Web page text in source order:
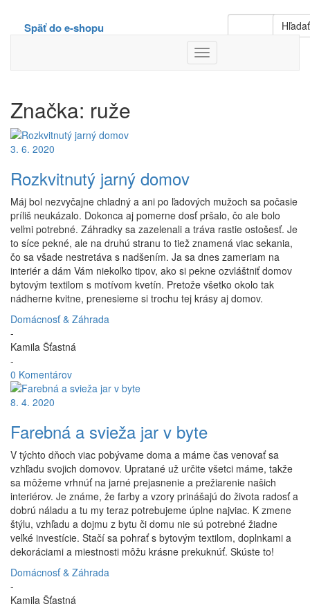
Hľadať
Späť do e-shopu
Toggle
Navigation
Značka: ruže
3. 6. 2020
Rozkvitnutý jarný domov
Máj bol nezvyčajne chladný a ani po ľadových mužoch sa počasie
príliš neukázalo. Dokonca aj pomerne dosť pršalo, čo ale bolo
veľmi potrebné. Záhradky sa zazelenali a tráva rastie ostošesť. Je
to síce pekné, ale na druhú stranu to tiež znamená viac sekania,
čo sa všade nestretáva s nadšením. Ja sa dnes zameriam na
interiér a dám Vám niekoľko tipov, ako si pekne ozvláštniť domov
bytovým textilom s motívom kvetín. Pretože všetko okolo tak
nádherne kvitne, prenesieme si trochu tej krásy aj domov.
Domácnosť & Záhrada
-
Kamila Šťastná
-
0 Komentárov
8. 4. 2020
Farebná a svieža jar v byte
V týchto dňoch viac pobývame doma a máme čas venovať sa
vzhľadu svojich domovov. Upratané už určite všetci máme, takže
sa môžeme vrhnúť na jarné prejasnenie a prežiarenie našich
interiérov. Je známe, že farby a vzory prinášajú do života radosť a
dobrú náladu a tu my teraz potrebujeme úplne najviac. K zmene
štýlu, vzhľadu a dojmu z bytu či domu nie sú potrebné žiadne
veľké investície. Stačí sa pohrať s bytovým textilom, doplnkami a
dekoráciami a miestnosti môžu krásne prekuknúť. Skúste to!
Domácnosť & Záhrada
-
Kamila Šťastná